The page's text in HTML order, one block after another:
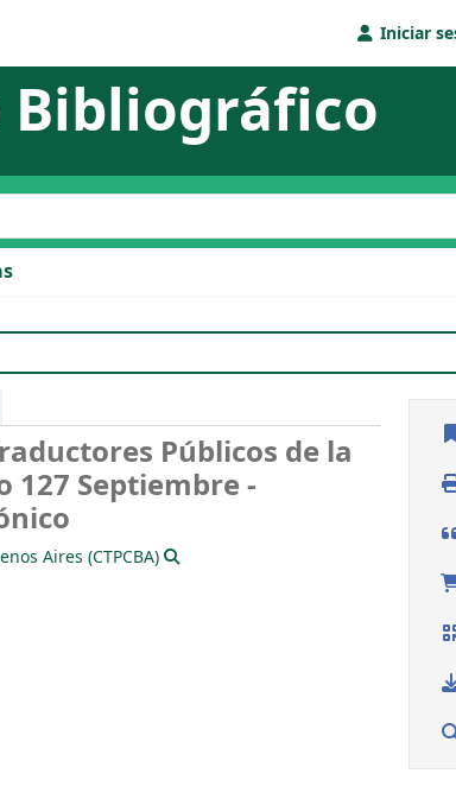
Iniciar
Bibliográfico
Públicos de la
127 Septiembre -
Aires (CTPCBA)